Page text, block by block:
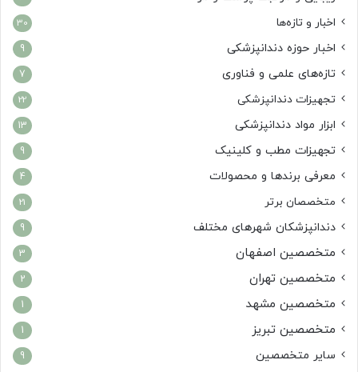
اخبار و تازه‌ها 30
اخبار حوزه دندانپزشکی 9
تازه‌های علمی و فناوری 7
تجهیزات دندانپزشکی 22
ابزار مواد دندانپزشکی 13
تجهیزات مطب و کلینیک 9
معرفی برندها و محصولات 4
متخصصان برتر 21
دندانپزشکان شهرهای مختلف 9
متخصصین اصفهان 3
متخصصین تهران 2
متخصصین مشهد 1
متخصصین تبریز 1
سایر متخصصین 9